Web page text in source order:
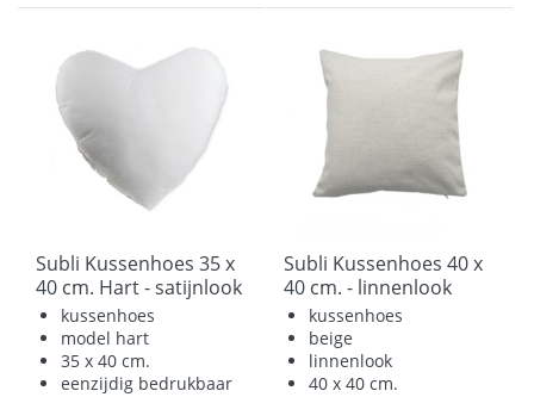
Subli Kussenhoes 35 x
40 cm. Hart - satijnlook
kussenhoes
model hart
35 x 40 cm.
eenzijdig bedrukbaar
Subli Kussenhoes 40 x
40 cm. - linnenlook
beigekussenhoes
beige
linnenlook
40 x 40 cm.